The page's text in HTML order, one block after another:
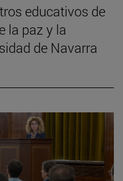
educativos de
la paz y la
de Navarra